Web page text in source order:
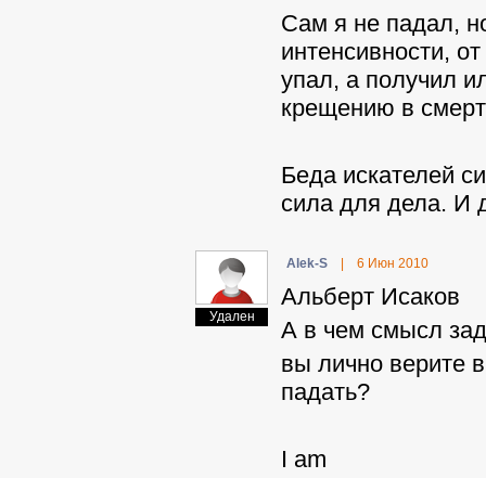
Сам я не падал,
интенсивности,
упал, а получил
крещению в
Беда искателей
сила для дела. И
Удален
Alek-S 6 Июн 2010
Альберт Исаков
А в чем смысл
вы лично верите
падать?
I am